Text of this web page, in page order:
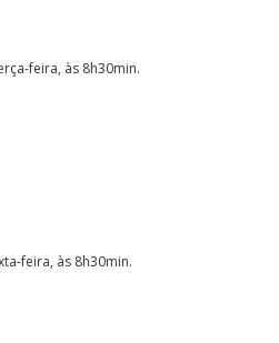
feira, às 8h30min.
feira, às 8h30min.